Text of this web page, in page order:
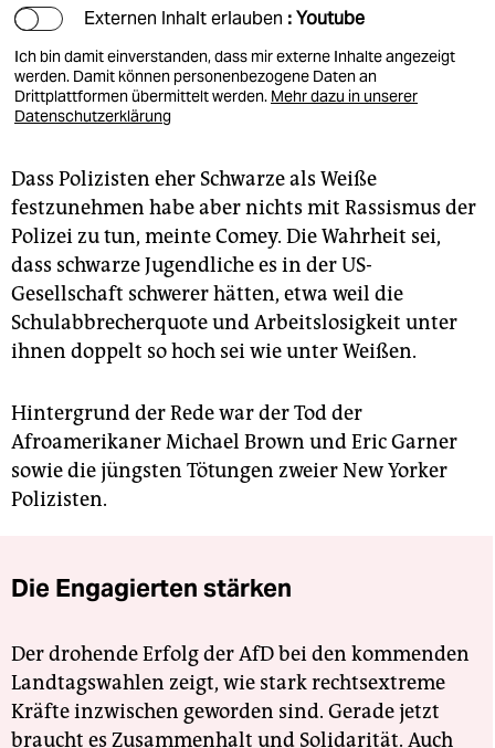
Externen Inhalt erlauben : Youtube
Ich bin damit einverstanden, dass mir externe Inhalte angezeigt
werden. Damit können personenbezogene Daten an
Drittplattformen übermittelt werden. Mehr dazu in unserer
Datenschutzerklärung
Dass Polizisten eher Schwarze als Weiße
festzunehmen habe aber nichts mit Rassismus der
Polizei zu tun, meinte Comey. Die Wahrheit sei,
dass schwarze Jugendliche es in der US-
Gesellschaft schwerer hätten, etwa weil die
Schulabbrecherquote und Arbeitslosigkeit unter
ihnen doppelt so hoch sei wie unter Weißen.
Hintergrund der Rede war der Tod der
Afroamerikaner Michael Brown und Eric Garner
sowie die jüngsten Tötungen zweier New Yorker
Polizisten.
Die Engagierten stärken
Der drohende Erfolg der AfD bei den kommenden
Landtagswahlen zeigt, wie stark rechtsextreme
Kräfte inzwischen geworden sind. Gerade jetzt
braucht es Zusammenhalt und Solidarität. Auch